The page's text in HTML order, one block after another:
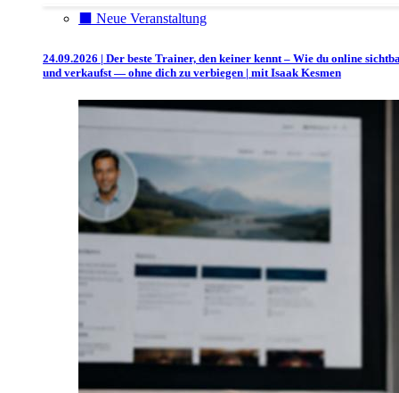
⬛️ Neue Veranstaltung
24.09.2026 | Der beste Trainer, den keiner kennt – Wie du online
und verkaufst — ohne dich zu verbiegen | mit Isaak Kesmen